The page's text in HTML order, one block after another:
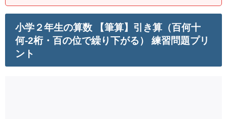
小学２年生の算数 【筆算】引き算（百何十
何-2桁・百の位で繰り下がる） 練習問題プリ
ント